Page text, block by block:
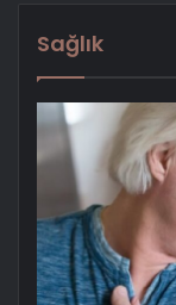
Sağlık